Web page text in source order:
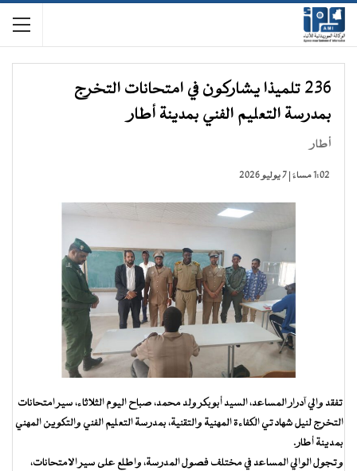
236 تلميذا يشاركون في امتحانات التخرج
بمدرسة التعليم الفني بمدينة أطار
أطار
1:02 مساءً | 7 يوليو 2026
تفقد والي آدرار المساعد، السيد أبوبكر ولد محمد، صباح اليوم الثلاثاء، سير امتحانات
التخرج لنيل شهادتي الكفاءة المهنية والتقنية، بمدرسة التعليم الفني والتكوين المهني
بمدينة أطار.
وتجول الوالي المساعد في مختلف فصول المدرسة، واطلع على سير الامتحانات،